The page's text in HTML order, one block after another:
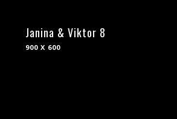
Janina & Viktor 8
900 X 600